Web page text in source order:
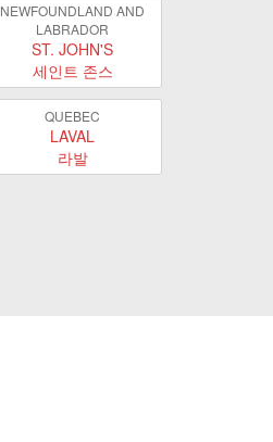
NEWFOUNDLAND AND
LABRADOR
ST. JOHN'S
세인트 존스
QUEBEC
LAVAL
라발